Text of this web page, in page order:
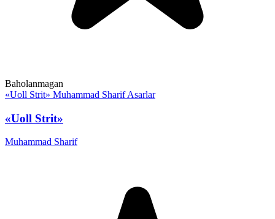
Baholanmagan
«Uoll Strit» Muhammad Sharif Asarlar
«Uoll Strit»
Muhammad Sharif